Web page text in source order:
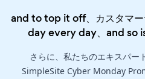
and to top it off、カスタマー
day every day、and so
さらに、私たちのエキスパー
SimpleSite Cyber Monday